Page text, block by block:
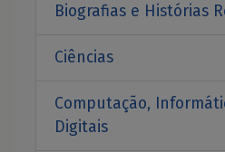
Biografias e Histórias
Ciências
Computação,
Digitais